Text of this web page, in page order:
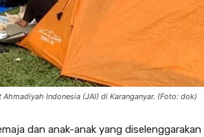
Indonesia (JAI) di Karanganyar. (Foto: dok)
dan anak-anak yang diselenggarakan